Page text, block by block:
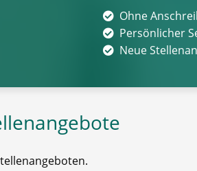
Ohne
Persönlicher
Neue